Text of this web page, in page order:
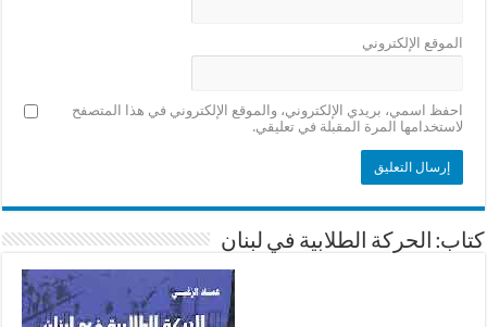
الموقع الإلكتروني
احفظ اسمي، بريدي الإلكتروني، والموقع الإلكتروني في هذا المتصفح
لاستخدامها المرة المقبلة في تعليقي.
كتاب: الحركة الطلابية في لبنان